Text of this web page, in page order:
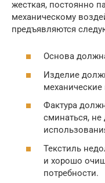
жесткая, постоянно
механическому
предъявляются
Основа
Изделие
Фактура
сминаться,
Текстиль
и хорошо
потребности.